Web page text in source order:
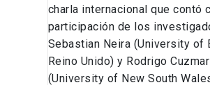
charla internacional que contó
participación de los
Sebastian Neira (University of
Reino Unido) y Rodrigo Cuzmar
(University of New South